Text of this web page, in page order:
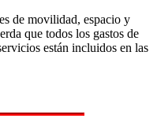
de movilidad, espacio y
que todos los gastos de
están incluidos en las